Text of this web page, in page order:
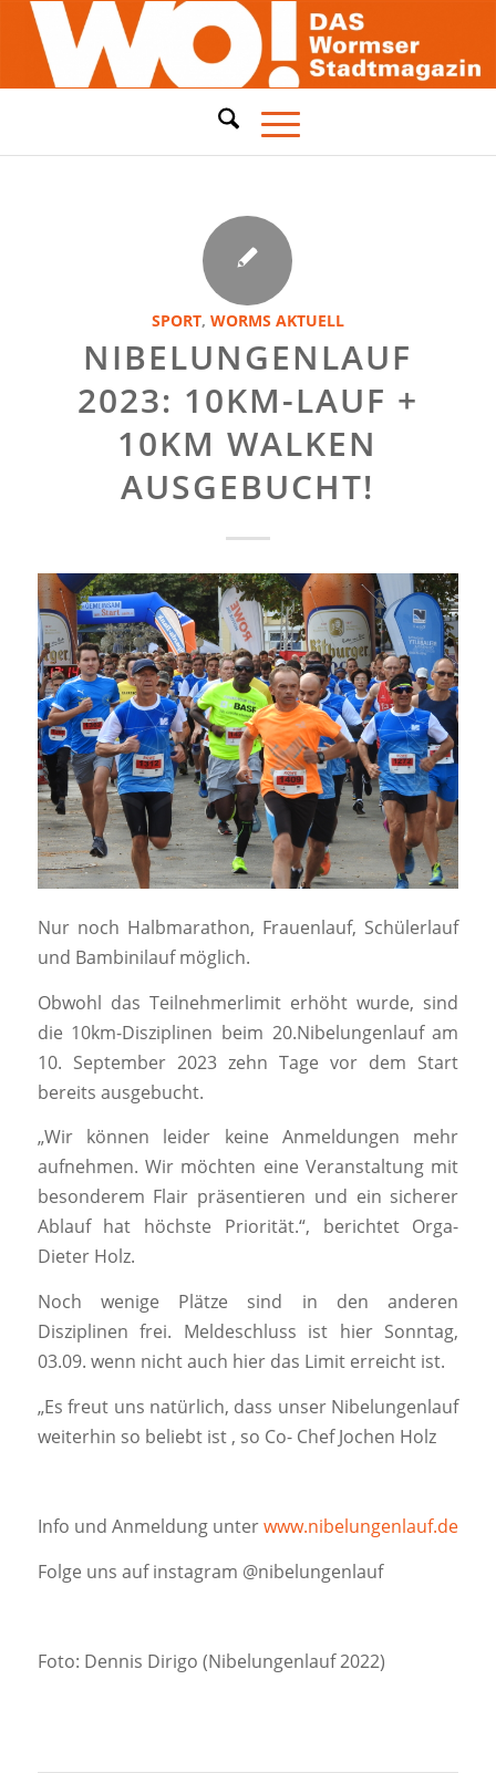
SPORT, WORMS AKTUELL
NIBELUNGENLAUF
2023: 10KM-LAUF +
10KM WALKEN
AUSGEBUCHT!
Nur noch Halbmarathon, Frauenlauf, Schülerlauf
und Bambinilauf möglich.
Obwohl das Teilnehmerlimit erhöht wurde, sind
die 10km-Disziplinen beim 20.Nibelungenlauf am
10. September 2023 zehn Tage vor dem Start
bereits ausgebucht.
„Wir können leider keine Anmeldungen mehr
aufnehmen. Wir möchten eine Veranstaltung mit
besonderem Flair präsentieren und ein sicherer
Ablauf hat höchste Priorität.“, berichtet Orga-
Dieter Holz.
Noch wenige Plätze sind in den anderen
Disziplinen frei. Meldeschluss ist hier Sonntag,
03.09. wenn nicht auch hier das Limit erreicht ist.
„Es freut uns natürlich, dass unser Nibelungenlauf
weiterhin so beliebt ist , so Co- Chef Jochen Holz
Info und Anmeldung unterwww.nibelungenlauf.de
Folge uns auf instagram @nibelungenlauf
Foto: Dennis Dirigo (Nibelungenlauf 2022)